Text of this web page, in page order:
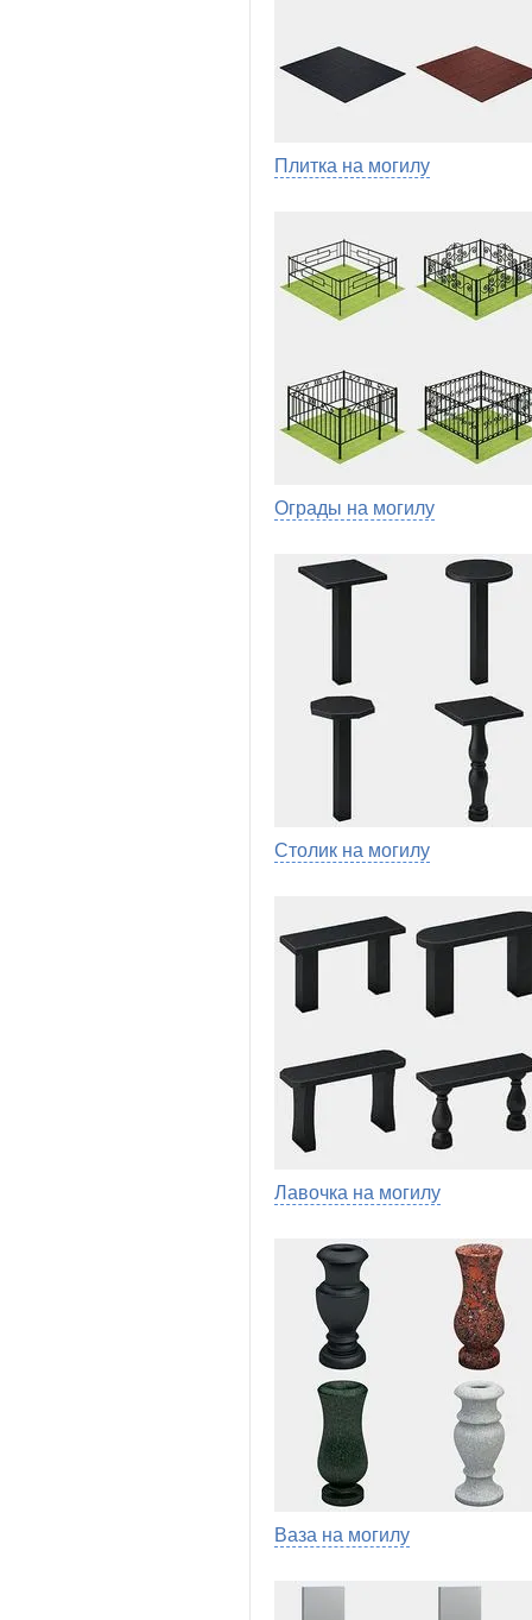
Плитка на могилу
Ограды на могилу
Столик на могилу
Лавочка на могилу
Ваза на могилу